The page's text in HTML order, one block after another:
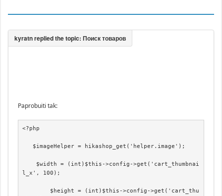
Paprobuiti tak:
<?php
l_x', 100);